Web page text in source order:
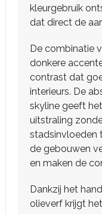
kleurgebruik
dat direct de
De combinatie
donkere
contrast dat
interieurs. De
skyline geeft
uitstraling
stadsinvloeden
de gebouwen
en maken de
Dankzij het
olieverf krijgt